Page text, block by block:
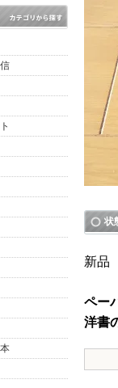
状
新品
ペー
洋書